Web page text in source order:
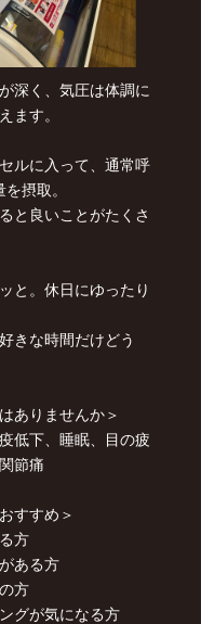
深く、気圧は体調に
ます。
ルに入って、通常呼
摂取。
と良いことがたくさ
と。休日にゆったり
きな時間だけどう
ありませんか＞
低下、睡眠、目の疲
節痛
すすめ＞
方
ある方
方
グが気になる方